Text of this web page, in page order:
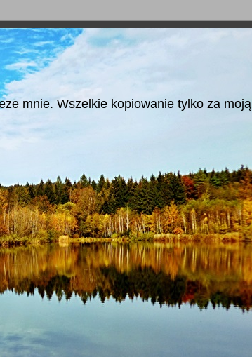
mnie. Wszelkie kopiowanie tylko za moją